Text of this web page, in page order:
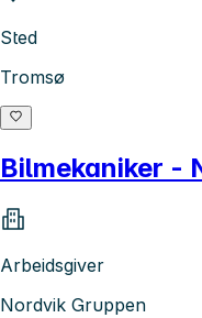
Sted
Tromsø
Bilmekaniker -
Arbeidsgiver
Nordvik Gruppen